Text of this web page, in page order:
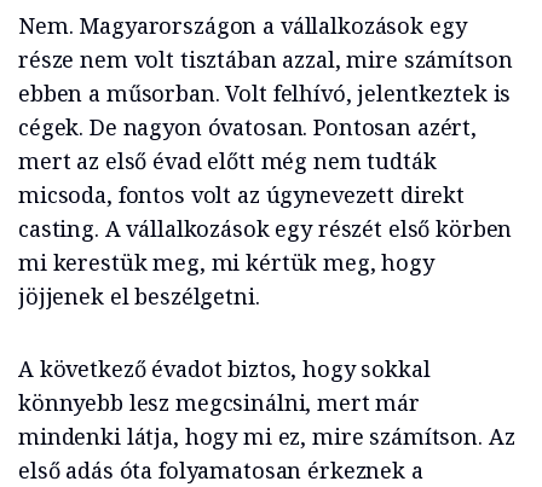
Nem. Magyarországon a vállalkozások egy
része nem volt tisztában azzal, mire számítson
ebben a műsorban. Volt felhívó, jelentkeztek is
cégek. De nagyon óvatosan. Pontosan azért,
mert az első évad előtt még nem tudták
micsoda, fontos volt az úgynevezett direkt
casting. A vállalkozások egy részét első körben
mi kerestük meg, mi kértük meg, hogy
jöjjenek el beszélgetni.
A következő évadot biztos, hogy sokkal
könnyebb lesz megcsinálni, mert már
mindenki látja, hogy mi ez, mire számítson. Az
első adás óta folyamatosan érkeznek a